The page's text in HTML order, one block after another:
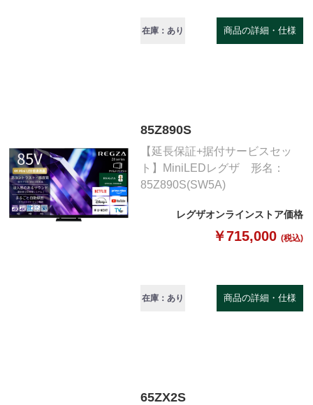
在庫：あり 商品の詳細・仕様
85Z890S
【延長保証+据付サービスセッ
ト】MiniLEDレグザ 形名：
85Z890S(SW5A)
レグザオンラインストア価格
￥715,000 (税込)
在庫：あり 商品の詳細・仕様
65ZX2S